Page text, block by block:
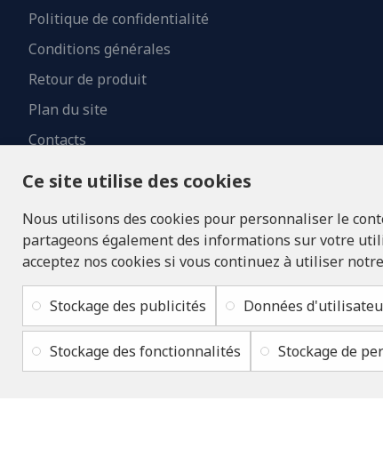
Politique de confidentialité
Conditions générales
Retour de produit
Plan du site
Contacts
Copyright © 2019 - 2026, lukons.com, Tous droits réservés
Ce site utilise des cookies
Nous utilisons des cookies pour personnaliser le
partageons également des informations sur votre
acceptez nos cookies si vous continuez à utiliser
Stockage des publicités Données
Stockage des fonctionnalités Stockage de